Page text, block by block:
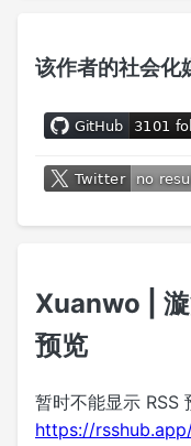
Xuanwo |
预览
暂时不能显示 RSS
https://
该作者的社会化